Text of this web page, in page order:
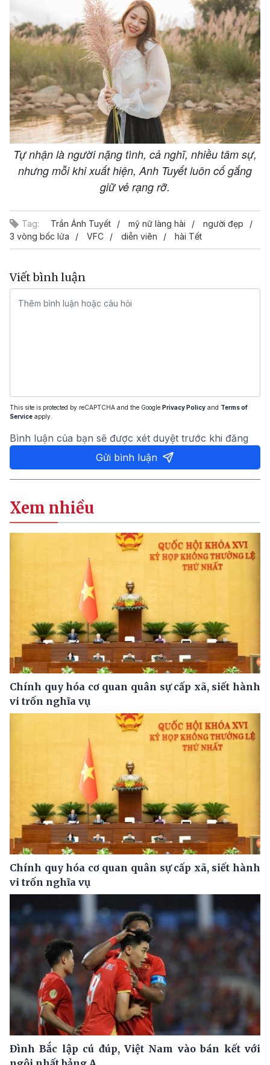
Tự nhận là người nặng tình, cả nghĩ, nhiều tâm sự,
nhưng mỗi khi xuất hiện, Anh Tuyết luôn cố gắng
giữ vẻ rạng rỡ.
Tag: Trần Ánh Tuyết mỹ nữ làng hài
người đẹp
3 vòng bốc lửa
VFC diễn viên hài Tết
Viết bình luận
This site is protected by reCAPTCHA and the Google Privacy Policy and Terms of
Service apply.
Bình luận của bạn sẽ được xét duyệt trước khi đăng
Gửi bình luận
Xem nhiều
Chính quy hóa cơ quan quân sự cấp xã, siết hành
vi trốn nghĩa vụ
Chính quy hóa cơ quan quân sự cấp xã, siết hành
vi trốn nghĩa vụ
Đình Bắc lập cú đúp, Việt Nam vào bán kết với